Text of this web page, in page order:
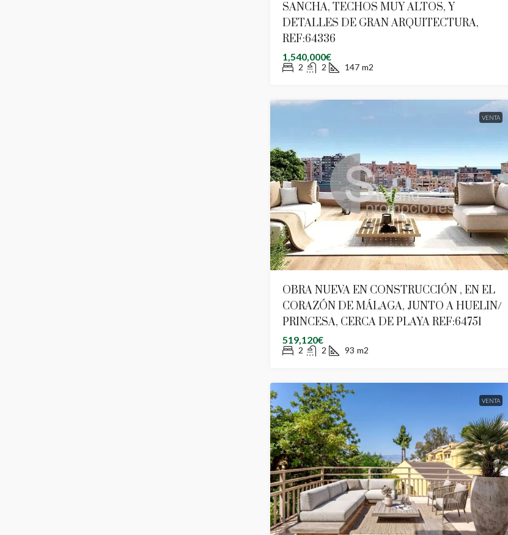
SANCHA, TECHOS MUY ALTOS, Y
DETALLES DE GRAN ARQUITECTURA,
REF:64336
1,540,000€
2 2 147 m2
VENTA
OBRA NUEVA EN CONSTRUCCIÓN , EN EL
CORAZÓN DE MÁLAGA, JUNTO A HUELIN/
PRINCESA, CERCA DE PLAYA REF:64751
519,120€
2 2 93 m2
VENTA